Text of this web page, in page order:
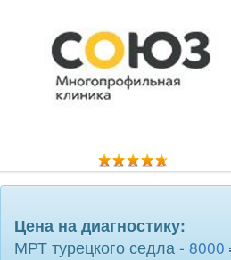
Цена на диагностику:
МРТ турецкого седла - 8000